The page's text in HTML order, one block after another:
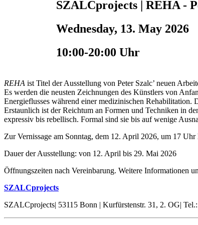
SZALCprojects | REHA -
Wednesday, 13. May 2026
10:00-20:00 Uhr
REHA ist Titel der Ausstellung von Peter Szalc’ neuen
Es werden die neusten Zeichnungen des Künstlers von
Energieflusses während einer medizinischen Rehabilitation.
Erstaunlich ist der Reichtum an Formen und Techniken in
expressiv bis rebellisch. Formal sind sie bis auf wenige
Zur Vernissage am Sonntag, dem 12. April 2026, um 17
Dauer der Ausstellung: von 12. April bis 29. Mai 2026
Öffnungszeiten nach Vereinbarung. Weitere Informationen
SZALCprojects
SZALCprojects| 53115 Bonn | Kurfürstenstr. 31, 2. OG|